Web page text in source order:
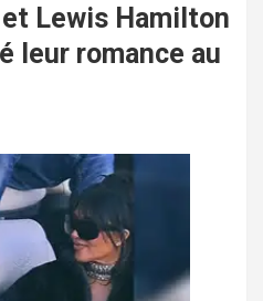
Lewis Hamilton
leur romance au